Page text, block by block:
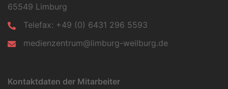
65549 Limburg
Telefax: +49 (0) 6431 296 5593
medienzentrum@limburg-weilburg.de
Kontaktdaten der Mitarbeiter